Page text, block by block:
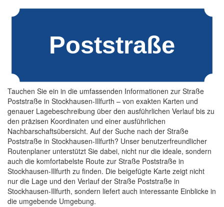
Tauchen Sie ein in die umfassenden Informationen zur Straße
Poststraße in Stockhausen-Illfurth – von exakten Karten und
genauer Lagebeschreibung über den ausführlichen Verlauf bis zu
den präzisen Koordinaten und einer ausführlichen
Nachbarschaftsübersicht. Auf der Suche nach der Straße
Poststraße in Stockhausen-Illfurth? Unser benutzerfreundlicher
Routenplaner unterstützt Sie dabei, nicht nur die ideale, sondern
auch die komfortabelste Route zur Straße Poststraße in
Stockhausen-Illfurth zu finden. Die beigefügte Karte zeigt nicht
nur die Lage und den Verlauf der Straße Poststraße in
Stockhausen-Illfurth, sondern liefert auch interessante Einblicke in
die umgebende Umgebung.